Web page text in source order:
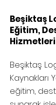
Beşiktaş
Eğitim,
Hizmetleri
Beşiktaş
Kaynakları
eğitim,